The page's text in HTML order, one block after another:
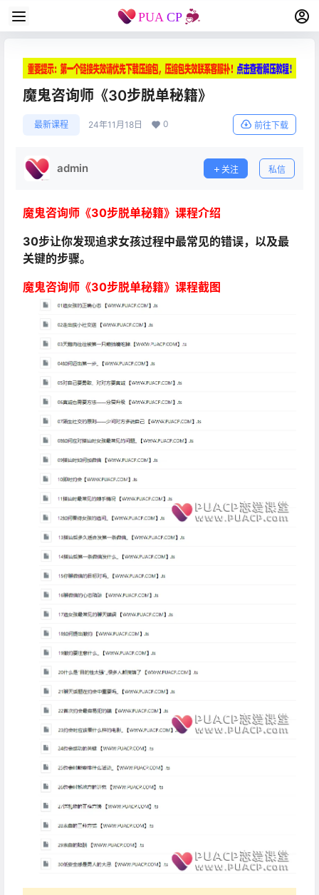
魔鬼咨询师《30步脱单秘籍》
最新课程 24年11月18日 0 前往下载
admin 关注 私信
魔鬼咨询师《30步脱单秘籍》课程介绍
30步让你发现追求女孩过程中最常见的错误，以及最
关键的步骤。
魔鬼咨询师《30步脱单秘籍》课程截图